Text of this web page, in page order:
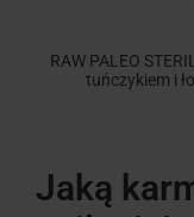
RAW PALEO
tuńczykiem i
Jaką